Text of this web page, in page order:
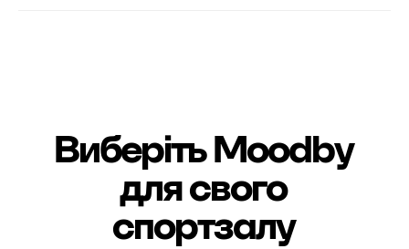
Виберіть Moodby
для свого
спортзалу